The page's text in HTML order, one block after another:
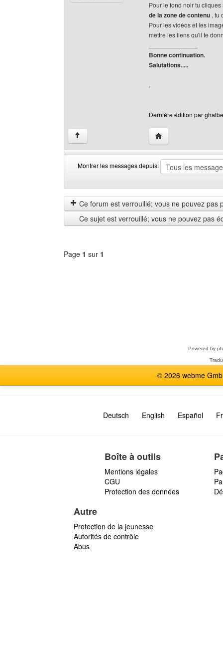
Pour le fond noir tu
de la zone de contenu , tu
Pour les vidéos et les
mettre les liens qu'il te
Bonne continuation.
Salutations.....
.
Dernière édition par
↑ Visiter le site web
Montrer les messages depuis:
les
messages
depuis
by
Ce forum est verrouillé; vous ne pouvez pas
Ce sujet est verrouillé; vous ne pouvez pas
Page 1 sur 1
Powered by
© 2026 webme
Deutsch English Español
Boîte à outils
Mentions légales
CGU
Protection des données
Autre
Protection de la jeunesse
Autorités de contrôle
Abus